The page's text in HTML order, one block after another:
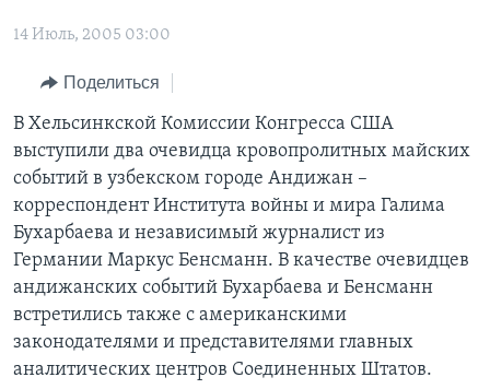
основной
Перейти
поиск
ИТОГИ
ПОЧЕМУ ЭТО ВАЖНО?
ДИСКУССИЯ VOA
ДЕТАЛИ
НЬЮ-ЙОРК NEW YORK
АМЕРИКА. БОЛЬШОЕ ПУТЕШЕСТВИЕ
НАША АМЕРИКАНСКАЯ ИСТОРИЯ
А КАК В АМЕРИКЕ?
АРТЕФАКТЫ
АМЕРИКАНСКИЕ ГОРОДКИ
ТЕСТЫ
ИНТЕРВЬЮ
ФАКТЫ ПРОТИВ ФЕЙКОВ
ЗА СВОБОДУ ПРЕССЫ
УЧИМ АНГЛИЙСКИЙ
ВИДЕО
ПОДПИСКА НА НОВОСТИ
Learning English
14 Июль, 2005 03:00
Поделиться
В Хельсинкской Комиссии Конгресса США
выступили два очевидца кровопролитных майских
событий в узбекском городе Андижан –
корреспондент Института войны и мира Галима
Бухарбаева и независимый журналист из
Германии Маркус Бенсманн. В качестве очевидцев
андижанских событий Бухарбаева и Бенсманн
встретились также с американскими
законодателями и представителями главных
аналитических центров Соединенных Штатов.